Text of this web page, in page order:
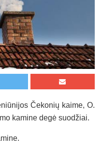
Čekonių kaime, O.
kamine degė suodžiai.